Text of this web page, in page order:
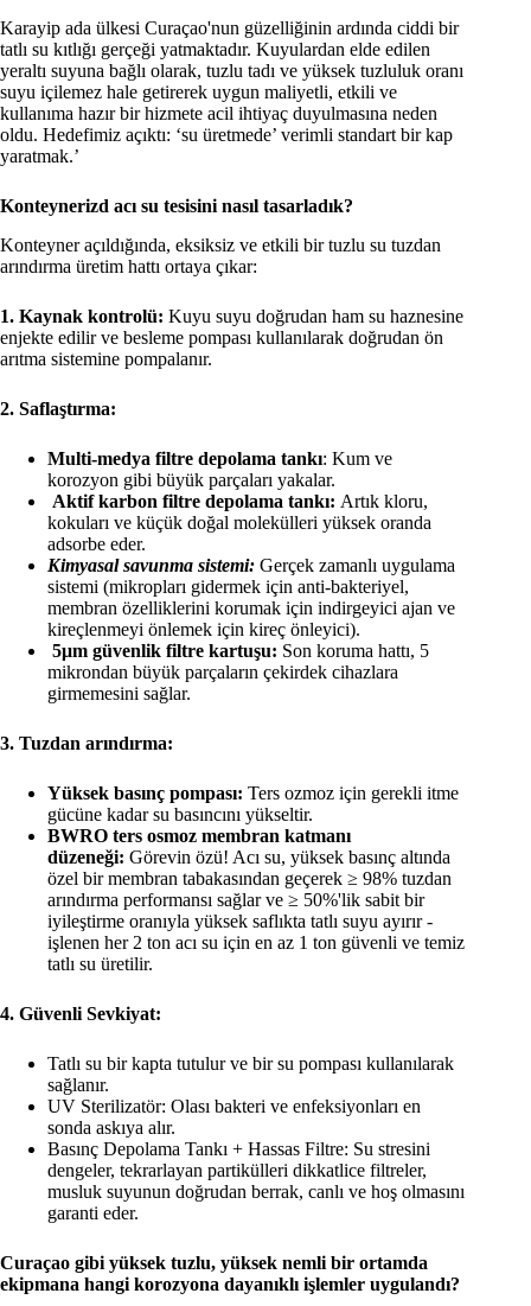
Karayip ada ülkesi Curaçao'nun güzelliğinin ardında ciddi bir
tatlı su kıtlığı gerçeği yatmaktadır. Kuyulardan elde edilen
yeraltı suyuna bağlı olarak, tuzlu tadı ve yüksek tuzluluk oranı
suyu içilemez hale getirerek uygun maliyetli, etkili ve
kullanıma hazır bir hizmete acil ihtiyaç duyulmasına neden
oldu. Hedefimiz açıktı: ‘su üretmede’ verimli standart bir kap
yaratmak.’
Konteynerizd acı su tesisini nasıl tasarladık?
Konteyner açıldığında, eksiksiz ve etkili bir tuzlu su tuzdan
arındırma üretim hattı ortaya çıkar:
1. Kaynak kontrolü: Kuyu suyu doğrudan ham su haznesine
enjekte edilir ve besleme pompası kullanılarak doğrudan ön
arıtma sistemine pompalanır.
2. Saflaştırma:
Multi-medya filtre depolama tankı: Kum ve
korozyon gibi büyük parçaları yakalar.
Aktif karbon filtre depolama tankı: Artık kloru,
kokuları ve küçük doğal molekülleri yüksek oranda
adsorbe eder.
Kimyasal savunma sistemi: Gerçek zamanlı uygulama
sistemi (mikropları gidermek için anti-bakteriyel,
membran özelliklerini korumak için indirgeyici ajan ve
kireçlenmeyi önlemek için kireç önleyici).
5μm güvenlik filtre kartuşu: Son koruma hattı, 5
mikrondan büyük parçaların çekirdek cihazlara
girmemesini sağlar.
3. Tuzdan arındırma:
Yüksek basınç pompası: Ters ozmoz için gerekli itme
gücüne kadar su basıncını yükseltir.
BWRO ters osmoz membran katmanı
düzeneği: Görevin özü! Acı su, yüksek basınç altında
özel bir membran tabakasından geçerek ≥ 98% tuzdan
arındırma performansı sağlar ve ≥ 50%'lik sabit bir
iyileştirme oranıyla yüksek saflıkta tatlı suyu ayırır -
işlenen her 2 ton acı su için en az 1 ton güvenli ve temiz
tatlı su üretilir.
4. Güvenli Sevkiyat:
Tatlı su bir kapta tutulur ve bir su pompası kullanılarak
sağlanır.
UV Sterilizatör: Olası bakteri ve enfeksiyonları en
sonda askıya alır.
Basınç Depolama Tankı + Hassas Filtre: Su stresini
dengeler, tekrarlayan partikülleri dikkatlice filtreler,
musluk suyunun doğrudan berrak, canlı ve hoş olmasını
garanti eder.
Curaçao gibi yüksek tuzlu, yüksek nemli bir ortamda
ekipmana hangi korozyona dayanıklı işlemler uygulandı?